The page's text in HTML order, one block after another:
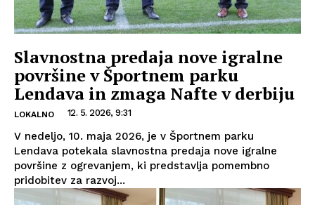
Slavnostna predaja nove igralne
površine v Športnem parku
Lendava in zmaga Nafte v derbiju
LOKALNO 12. 5. 2026, 9:31
V nedeljo, 10. maja 2026, je v Športnem parku
Lendava potekala slavnostna predaja nove igralne
površine z ogrevanjem, ki predstavlja pomembno
pridobitev za razvoj...